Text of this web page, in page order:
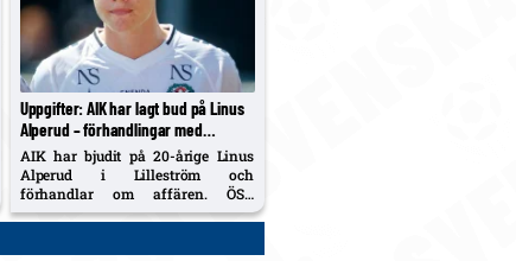
Uppgifter: AIK har lagt bud på Linus
Alperud – förhandlingar med
Lilleström; ÖSK har 20 %
vidareförsäljning
AIK har bjudit på 20-årige Linus
Alperud i Lilleström och
förhandlar om affären. ÖSK
säkrade 20 % vidareförsäljning vid